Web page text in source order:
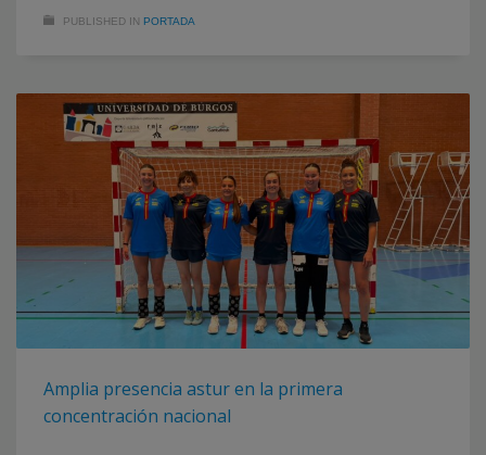
PUBLISHED IN PORTADA
Amplia presencia astur en la primera
concentración nacional